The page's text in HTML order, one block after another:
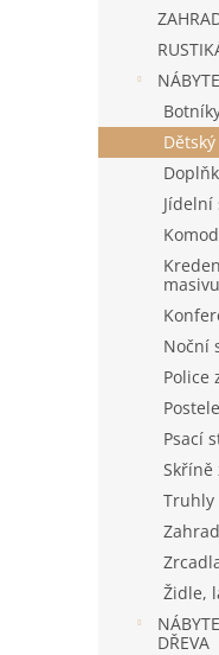
Jídelní
masivu
Noční
Police
Psací
Skříně
Truhly
Židle,
DŘEVA